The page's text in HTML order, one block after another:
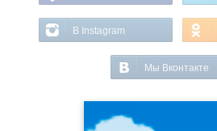
В Instagram
Мы Вконтакте